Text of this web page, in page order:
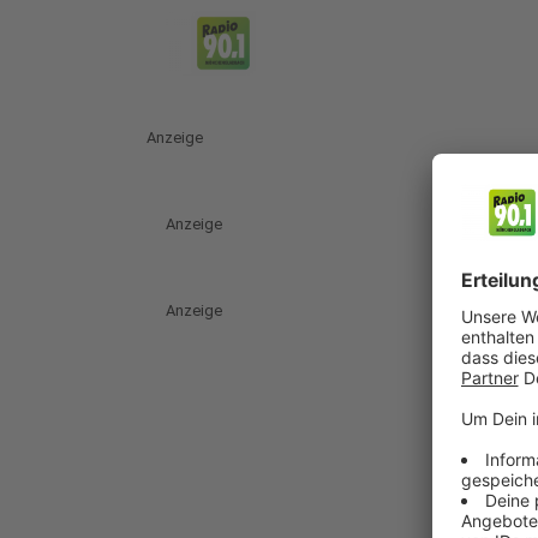
Anzeige
Anzeige
Anzeige